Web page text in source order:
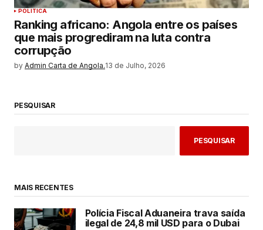
POLITICA
Ranking africano: Angola entre os países
que mais progrediram na luta contra
corrupção
by Admin Carta de Angola.13 de Julho, 2026
PESQUISAR
PESQUISAR
MAIS RECENTES
Polícia Fiscal Aduaneira trava saída
ilegal de 24,8 mil USD para o Dubai